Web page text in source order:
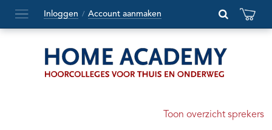
Hoofdmenu
openen
Inloggen / Account aanmaken
Toon overzicht sprekers